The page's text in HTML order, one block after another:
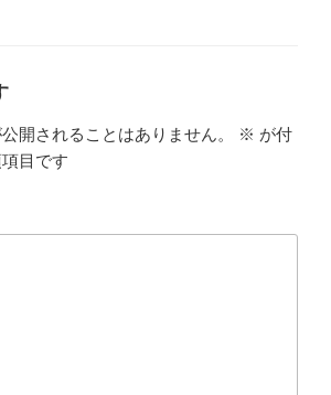
開されることはありません。 ※ が付
目です